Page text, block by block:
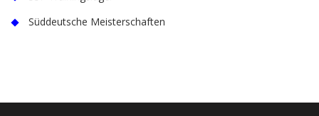
Süddeutsche Meisterschaften